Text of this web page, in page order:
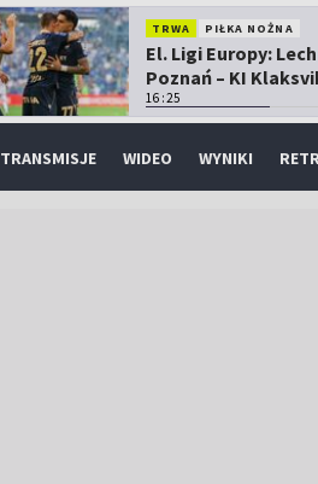
TRWA PIŁKA NOŻNA
El. Ligi Europy: Lech
Poznań – KI
16:25
TRANSMISJE WIDEO WYNIKI